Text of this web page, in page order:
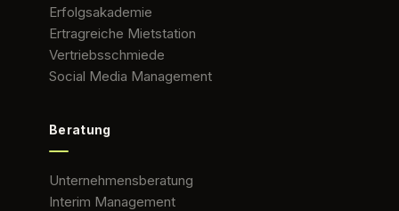
Erfolgsakademie
Ertragreiche Mietstation
Vertriebsschmiede
Social Media Management
Beratung
Unternehmensberatung
Interim Management